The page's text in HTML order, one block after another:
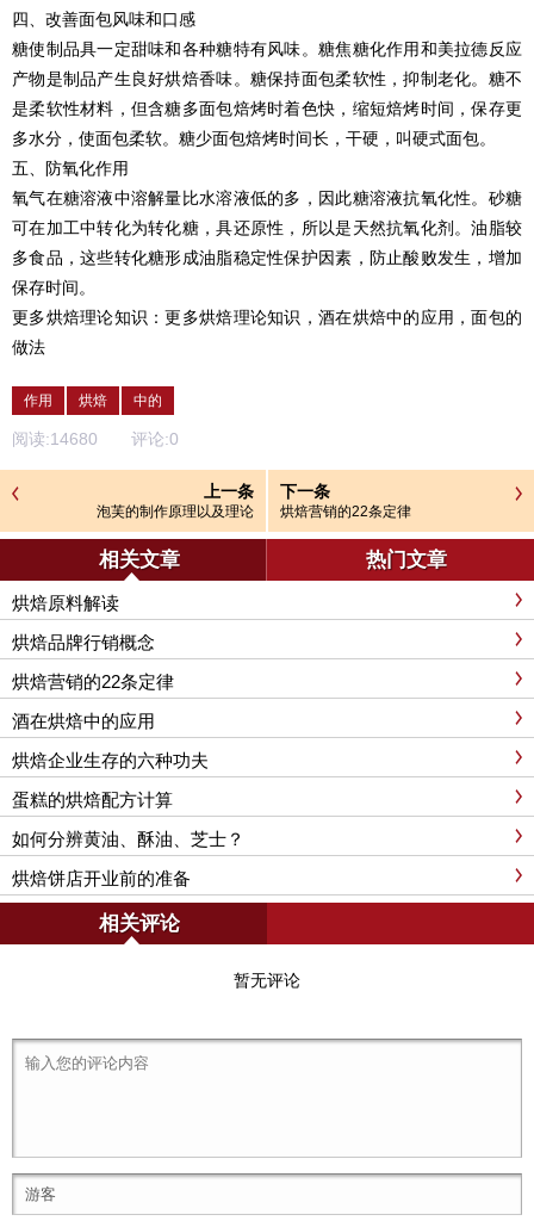
四、改善面包风味和口感
糖使制品具一定甜味和各种糖特有风味。糖焦糖化作用和美拉德反应
产物是制品产生良好烘焙香味。糖保持面包柔软性，抑制老化。糖不
是柔软性材料，但含糖多面包焙烤时着色快，缩短焙烤时间，保存更
多水分，使面包柔软。糖少面包焙烤时间长，干硬，叫硬式面包。
五、防氧化作用
氧气在糖溶液中溶解量比水溶液低的多，因此糖溶液抗氧化性。砂糖
可在加工中转化为转化糖，具还原性，所以是天然抗氧化剂。油脂较
多食品，这些转化糖形成油脂稳定性保护因素，防止酸败发生，增加
保存时间。
更多烘焙理论知识：更多烘焙理论知识，酒在烘焙中的应用，面包的
做法
作用 烘焙 中的
阅读:14680 评论:0
上一条
泡芙的制作原理以及理论
下一条
烘焙营销的22条定律
相关文章 热门文章
烘焙原料解读
烘焙品牌行销概念
烘焙营销的22条定律
酒在烘焙中的应用
烘焙企业生存的六种功夫
蛋糕的烘焙配方计算
如何分辨黄油、酥油、芝士？
烘焙饼店开业前的准备
相关评论
暂无评论